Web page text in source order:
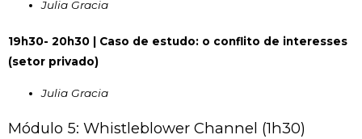
Julia Gracia
19h30- 20h30 | Caso de estudo: o conflito de interesses
(setor privado)
Julia Gracia
Módulo 5: Whistleblower Channel (1h30)